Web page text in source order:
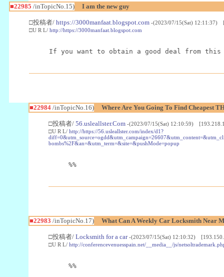
■22985 /inTopicNo.15) I am the new guy
□投稿者/ https://3000manfaat.blogspot.com -(2023/07/15(Sat) 12:11:37)
□U R L/ http://https://3000manfaat.blogspot.com
If you want to obtain a good deal from this
■22984/inTopicNo.16) Where Are You Going To Find Cheapest
□投稿者/ 56.usleallster.Com -(2023/07/15(Sat) 12:10:59)
□U R L/ http://https://56.usleallster.com/index/d1?
bombs%2F&an=&utm_term=&site=&pushMode=popup
%%
■22983 /inTopicNo.17) What Can A Weekly Car Locksmith Near
□投稿者/ Locksmith for a car -(2023/07/15(Sat) 12:10:32)
□U R L/ http://conferencevenuesspain.net/__media__/js/
%%